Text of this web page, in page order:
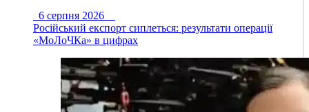
6 серпня 2026
Російський експорт сиплеться: результати операції
«МоЛоЧКа» в цифрах